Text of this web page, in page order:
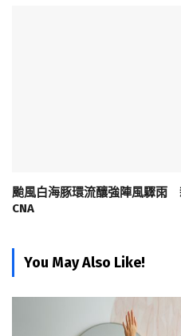
颱風白海豚環流釀強陣風驟雨
CNA
You May Also Like!